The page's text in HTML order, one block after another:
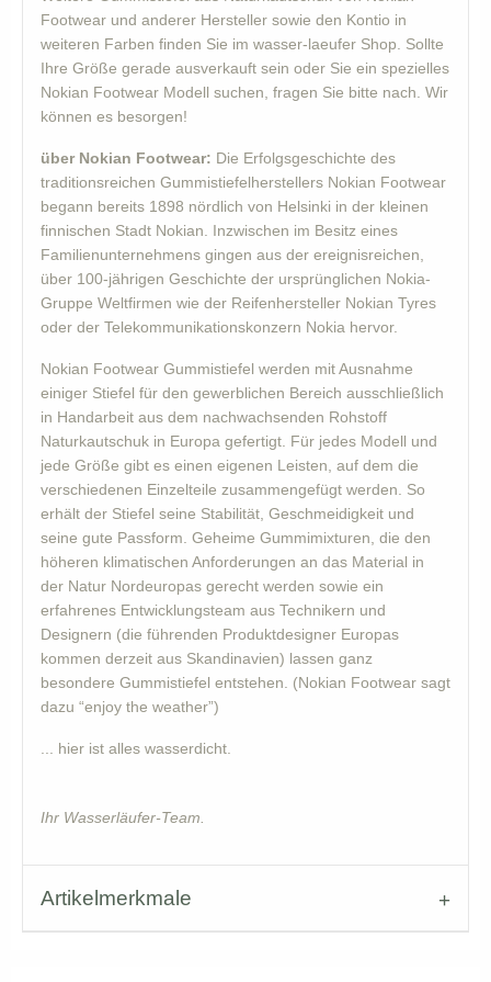
Footwear und anderer Hersteller sowie den Kontio in
weiteren Farben finden Sie im wasser-laeufer Shop. Sollte
Ihre Größe gerade ausverkauft sein oder Sie ein spezielles
Nokian Footwear Modell suchen, fragen Sie bitte nach. Wir
können es besorgen!
über Nokian Footwear: Die Erfolgsgeschichte des
traditionsreichen Gummistiefelherstellers Nokian Footwear
begann bereits 1898 nördlich von Helsinki in der kleinen
finnischen Stadt Nokian. Inzwischen im Besitz eines
Familienunternehmens gingen aus der ereignisreichen,
über 100-jährigen Geschichte der ursprünglichen Nokia-
Gruppe Weltfirmen wie der Reifenhersteller Nokian Tyres
oder der Telekommunikationskonzern Nokia hervor.
Nokian Footwear Gummistiefel werden mit Ausnahme
einiger Stiefel für den gewerblichen Bereich ausschließlich
in Handarbeit aus dem nachwachsenden Rohstoff
Naturkautschuk in Europa gefertigt. Für jedes Modell und
jede Größe gibt es einen eigenen Leisten, auf dem die
verschiedenen Einzelteile zusammengefügt werden. So
erhält der Stiefel seine Stabilität, Geschmeidigkeit und
seine gute Passform. Geheime Gummimixturen, die den
höheren klimatischen Anforderungen an das Material in
der Natur Nordeuropas gerecht werden sowie ein
erfahrenes Entwicklungsteam aus Technikern und
Designern (die führenden Produktdesigner Europas
kommen derzeit aus Skandinavien) lassen ganz
besondere Gummistiefel entstehen. (Nokian Footwear sagt
dazu “enjoy the weather”)
... hier ist alles wasserdicht.
Ihr Wasserläufer-Team.
Artikelmerkmale